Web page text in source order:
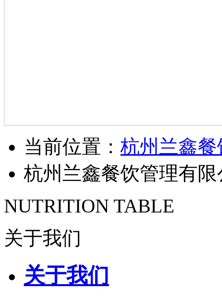
当前位置： 杭州兰鑫
杭州兰鑫餐饮管理有限
NUTRITION TABLE
关于我们
关于我们